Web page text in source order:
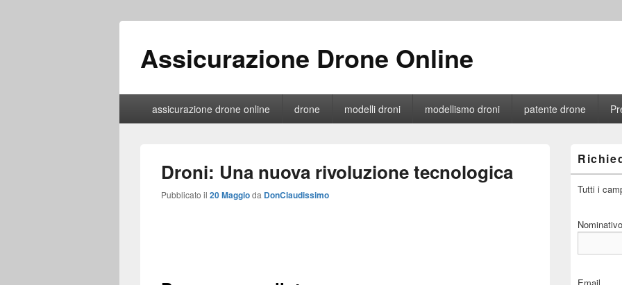
Assicurazione Drone Online
primarioassicurazione drone online drone modelli droni modellismo droni patente drone
Droni: Una nuova rivoluzione tecnologica
Pubblicato il 20 Maggioda DonClaudissimo
Sidebar
Widget
Area
Tutti i
Nominativo